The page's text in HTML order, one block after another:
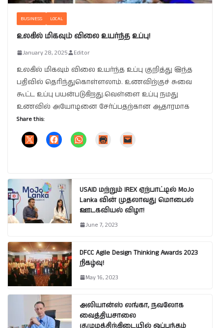
BUSINESS LOCAL
உலகில் மிகவும் விலை உயர்ந்த உப்பு!
January 28, 2025 Editor
உலகில் மிகவும் விலை உயர்ந்த உப்பு குறித்து இந்த
பதிவில் தெரிந்துகொள்ளலாம். உணவிற்குச் சுவை
கூட்ட உப்பு பயன்படுகிறது.வெள்ளை உப்பு நமது
உணவில் அயோடினை சேர்ப்பதற்கான ஆதாரமாக
Share this:
USAID மற்றும் IREX ஏற்பாட்டில் MoJo
Lanka வின் முதலாவது மொபைல்
ஊடகவியல் விழா!
June 7, 2023
DFCC Agile Design Thinking Awards 2023
நிகழ்வு!
May 16, 2023
அலியான்ஸ் லங்கா, நவலோக
வைத்தியசாலை
குழுமத்திற்கிடையில் ஒப்பந்தம்